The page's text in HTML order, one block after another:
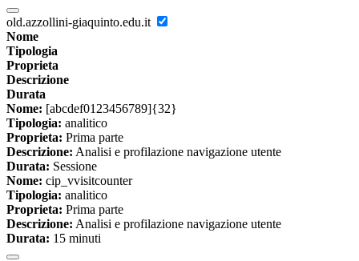
old.azzollini-giaquinto.edu.it
Nome
Tipologia
Proprieta
Descrizione
Durata
Nome: [abcdef0123456789]{32}
Tipologia: analitico
Proprieta: Prima parte
Descrizione: Analisi e profilazione navigazione utente
Durata: Sessione
Nome: cip_vvisitcounter
Tipologia: analitico
Proprieta: Prima parte
Descrizione: Analisi e profilazione navigazione utente
Durata: 15 minuti